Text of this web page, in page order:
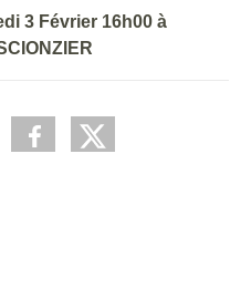
3 Février 16h00 à